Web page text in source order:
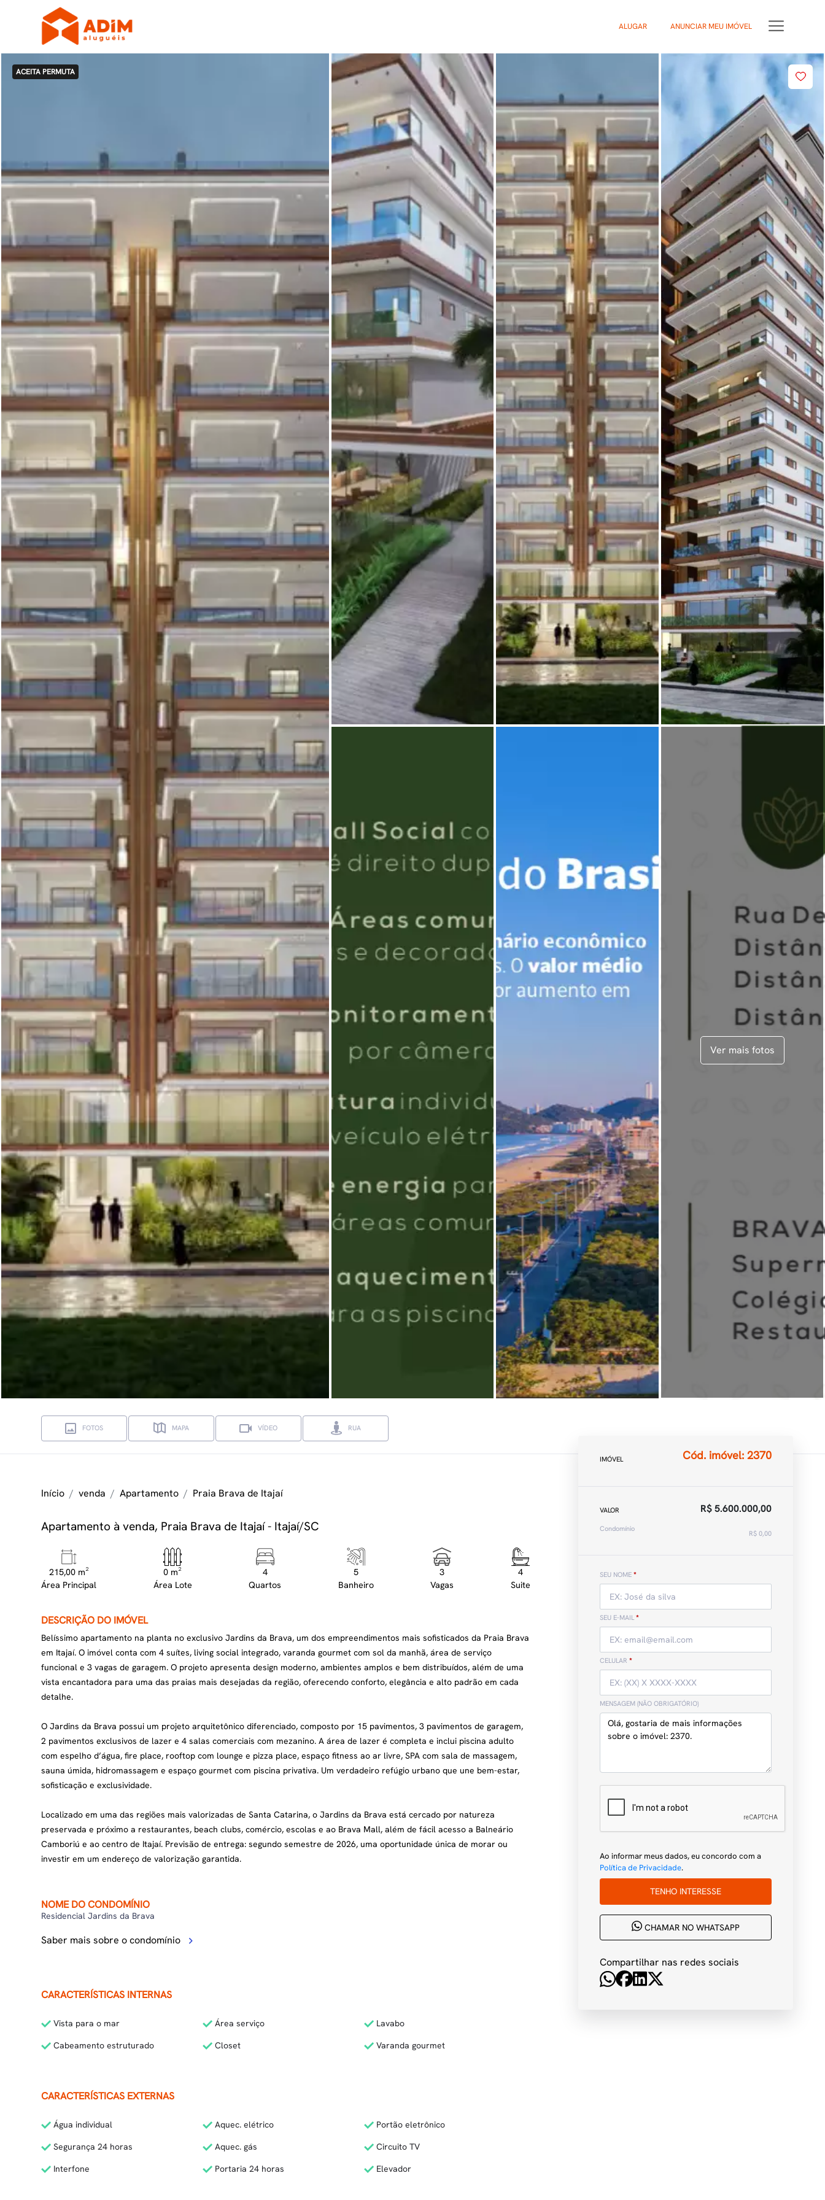
ALUGAR ANUNCIAR MEU IMÓVEL
ACEITA PERMUTA
Ver mais fotos
FOTOS MAPA VÍDEO RUA
Início venda Apartamento Praia Brava de Itajaí
Apartamento à venda, Praia Brava de Itajaí - Itajaí/SC
215,00 m²
Área Principal
0 m²
Área Lote
4
Quartos
5
Banheiro
3
Vagas
4
Suite
DESCRIÇÃO DO IMÓVEL
Belíssimo apartamento na planta no exclusivo Jardins da Brava, um dos empreendimentos mais sofisticados da Praia Brava
em Itajaí. O imóvel conta com 4 suítes, living social integrado, varanda gourmet com sol da manhã, área de serviço
funcional e 3 vagas de garagem. O projeto apresenta design moderno, ambientes amplos e bem distribuídos, além de uma
vista encantadora para uma das praias mais desejadas da região, oferecendo conforto, elegância e alto padrão em cada
detalhe.
O Jardins da Brava possui um projeto arquitetônico diferenciado, composto por 15 pavimentos, 3 pavimentos de garagem,
2 pavimentos exclusivos de lazer e 4 salas comerciais com mezanino. A área de lazer é completa e inclui piscina adulto
com espelho d’água, fire place, rooftop com lounge e pizza place, espaço fitness ao ar livre, SPA com sala de massagem,
sauna úmida, hidromassagem e espaço gourmet com piscina privativa. Um verdadeiro refúgio urbano que une bem-estar,
sofisticação e exclusividade.
Localizado em uma das regiões mais valorizadas de Santa Catarina, o Jardins da Brava está cercado por natureza
preservada e próximo a restaurantes, beach clubs, comércio, escolas e ao Brava Mall, além de fácil acesso a Balneário
Camboriú e ao centro de Itajaí. Previsão de entrega: segundo semestre de 2026, uma oportunidade única de morar ou
investir em um endereço de valorização garantida.
NOME DO CONDOMÍNIO
Residencial Jardins da Brava
Saber mais sobre o condomínio
CARACTERÍSTICAS INTERNAS
Vista para o mar Área serviço
Lavabo
Cabeamento estruturado
Closet Varanda gourmet
CARACTERÍSTICAS EXTERNAS
Água individual Aquec. elétrico
Portão eletrônico
Segurança 24 horas
Aquec. gás
Circuito TV
Interfone
Portaria 24 horas Elevador
IMÓVEL Cód. imóvel: 2370
VALOR R$ 5.600.000,00
Condomínio
R$ 0,00
SEU NOME *
SEU E-MAIL *
CELULAR *
MENSAGEM (NÃO OBRIGATÓRIO)
Ao informar meus dados, eu concordo com a
Política de Privacidade.
TENHO INTERESSE
CHAMAR NO WHATSAPP
Compartilhar nas redes sociais